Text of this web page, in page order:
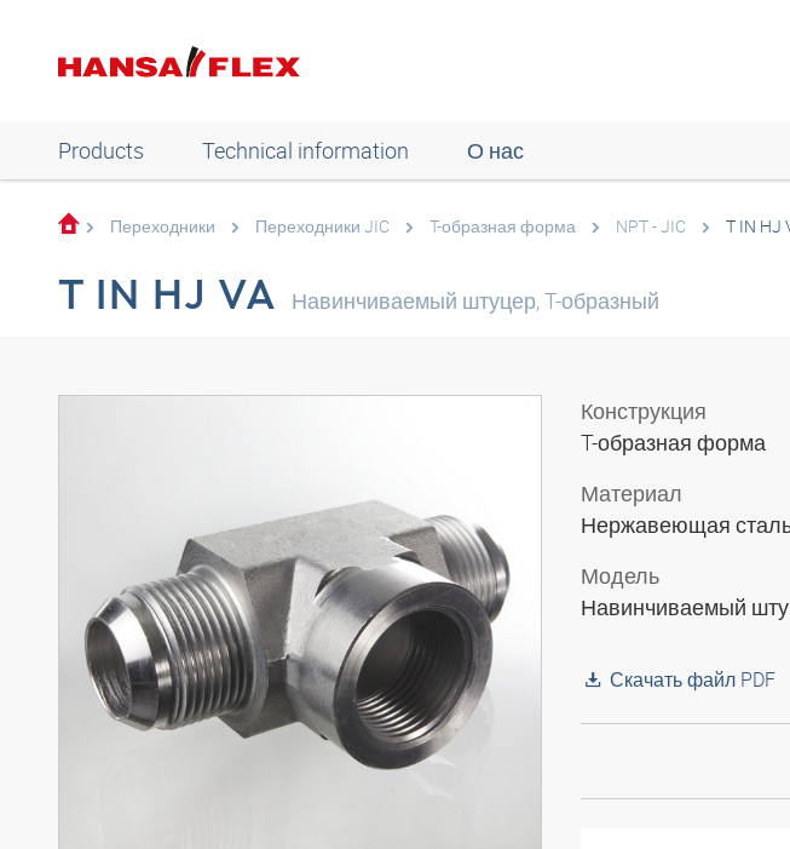
Products Technical information О нас
Переходники Переходники JIC T-образная форма NPT - JIC T IN HJ
T IN HJ VA Навинчиваемый штуцер, T-образный
Конструкция
T-образная форма
Материал
Нержавеющая
Модель
Навинчиваемый
Скачать файл PDF